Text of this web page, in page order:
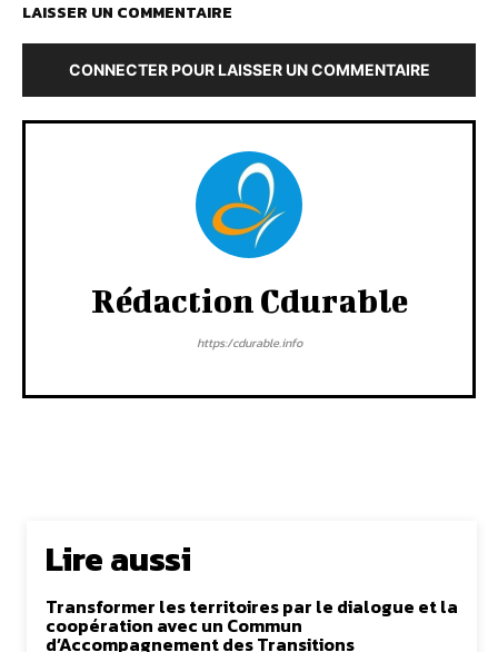
LAISSER UN COMMENTAIRE
CONNECTER POUR LAISSER UN COMMENTAIRE
Rédaction Cdurable
https:/cdurable.info
Lire aussi
Transformer les territoires par le dialogue et la
coopération avec un Commun
d’Accompagnement des Transitions